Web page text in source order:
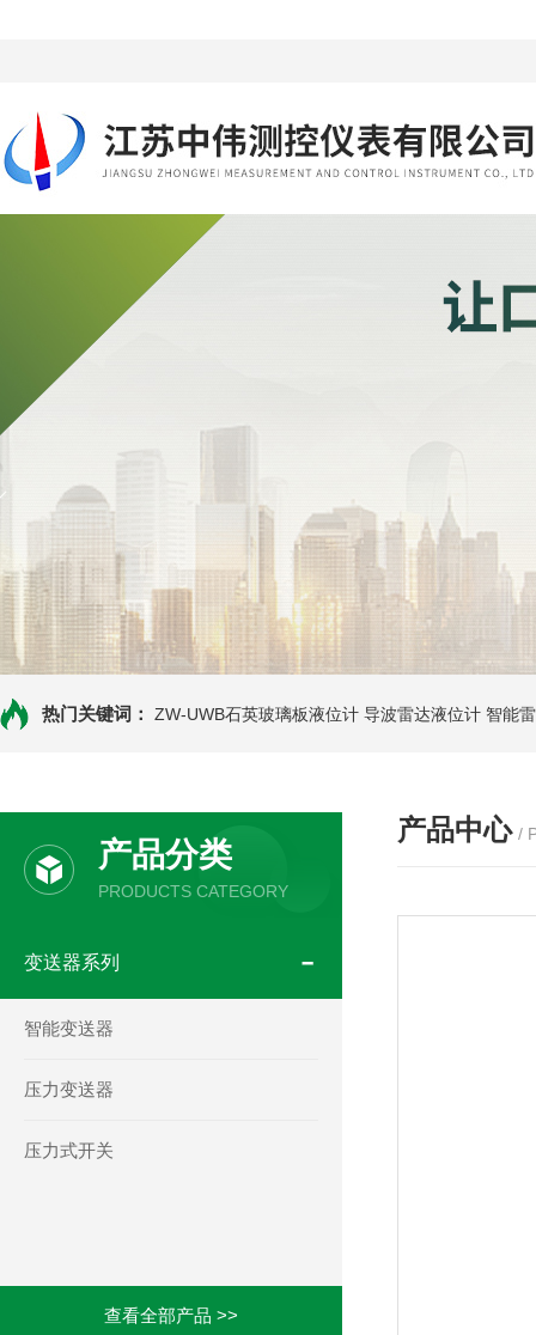
热门关键词： ZW-UWB石英玻璃板液位计 导波雷达液位计 智能
产品分类
PRODUCTS CATEGORY
变送器系列
智能变送器
压力变送器
压力式开关
查看全部产品 >>
产品中心 /